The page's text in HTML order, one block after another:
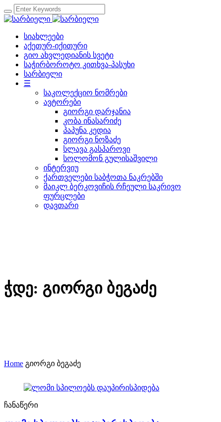
სიახლეები
აქეთურ-იქითური
გიო ახვლედიანის სვეტი
საჭირბოროტო კითხვა-პასუხი
სარბიელი
☰
საკოლექციო ნომრები
ავტორები
გიორგი დარჯანია
კობა ინასარიძე
პაპუნა კედია
გიორგი ნოზაძე
სლავა გასპაროვი
სოლომონ გულისაშვილი
ინტერვიუ
ქართველები საბჭოთა ნაკრებში
მაიკლ ბერკოვიჩის რჩეული საკრივო
ფურცლები
დავთარი
ჭდე: გიორგი ბეგაძე
Home გიორგი ბეგაძე
ჩანაწერი